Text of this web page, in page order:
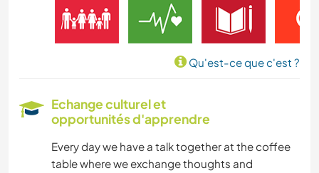
ACTIVITÉS EN PLEIN AIR
NATURE
CAMPING
Qu'est-ce que c'est ?
Echange culturel et
opportunités d'apprendre
Every day we have a talk together at the coffee
table where we exchange thoughts and